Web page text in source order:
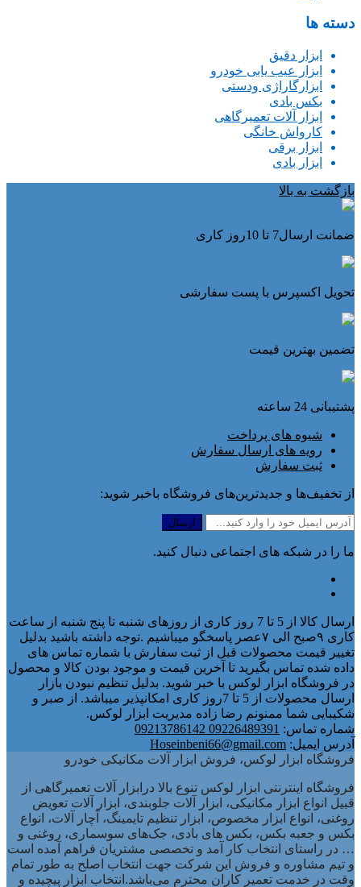
دسته ها
ابزار دقیق
ابزار عیب یابی خودرو
ابزارگاراژی ودستی
بکس بادی
ابزار آلات تعمیرگاهی
کارواش خانگی
ابزار برقی
ابزار بادی
بازگشت به بالا
ضمانت ارسال7 تا 10روز کاری
تحویل اکسپرس با پست سفارشی
تضمین بهترین قیمت
پشتیبانی 24 ساعته
شیوه های پرداخت
رویه های ارسال سفارش
ثبت سفارش
از تخفیف‌ها و جدیدترین‌های فروشگاه باخبر شوید:
ما را در شبکه های اجتماعی دنبال کنید.
ارسال کالا از 5 تا 7 روز کاری از روزهای شنبه تا پنج شنبه از ساعت
کاری ۹صبح الی ۷عصر پاسخگو میباشیم .توجه داشته باشید بدلیل
تغییر قیمت محصولات قبل از ثبت سفارش با شماره تماس های
داده شده تماس بگیرید تا آخرین قیمت و موجود بودن کالا و محصول
در فروشگاه ابزار لوکس با خبر شوید. بدلیل تنظیم نبودن بازار
ارسال محصولات از 5 تا 7روز کاری امکانپذیر میباشد. از صبر و
شکیبایی شما ممنونم رضا زاده مدیریت ابزار لوکس.
شماره تماس: 09226489391 09213786142
آدرس ایمیل: Hoseinbeni66@gmail.com
فروشگاه ابزار لوکس، فروش ابزار آلات مکانیکی خودرو
فروشگاه اینترنتی ابزار لوکس تنوع بالا درابزار آلات تعمیرگاهی از
قبیل انواع ابزار مکانیکی، ابزار آلات جلوبندی، ابزار آلات تعویض
روغنی، انواع ابزار مخصوص، ابزار تنظیم تایمینگ، آچار آلات، انواع
بکس و جعبه بکس، بکس های بادی، جک‌های سوسماری، روغنی و
… در راستای انتخاب کار آمد و تخصصی مشتریان فراهم آمده است
و تیم مشاوره و فروش این شرکت جهت انتخاب اصلح به طور تمام
وقت در خدمت تعمیر کاران محترم می‌باشد.انتخاب ابزار پیچیده و